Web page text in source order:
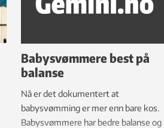
Babysvømmere best på
balanse
Nå er det dokumentert at
babysvømming er mer enn bare kos.
Babysvømmere har bedre balanse og